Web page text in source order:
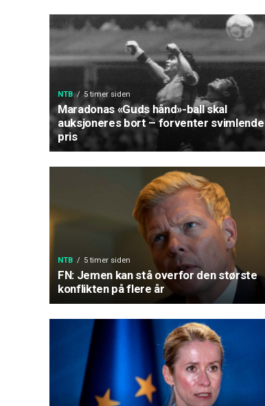
NTB 5 timer siden
Maradonas «Guds hånd»-ball skal
auksjoneres bort – forventer svimlende
pris
NTB 5 timer siden
FN: Jemen kan stå overfor den største
konflikten på flere år